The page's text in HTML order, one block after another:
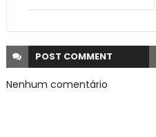
POST COMMENT
Nenhum comentário